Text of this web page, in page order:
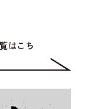
はこち